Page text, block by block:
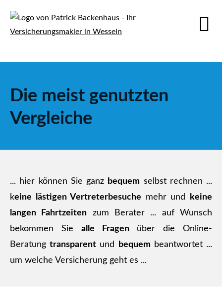
Die meist genutzten
Vergleiche
... hier können Sie ganz bequem selbst rechnen ...
keine lästigen Vertreterbesuche mehr und
keine
langen Fahrtzeiten zum Berater ... auf Wunsch
bekommen Sie alle Fragenüber die Online-
Beratungtransparent und bequem beantwortet ...
um welche Versicherung geht es ...